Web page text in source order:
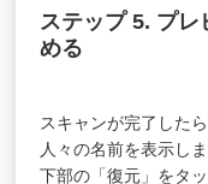
ステップ 5. プ
める
スキャンが完了した
人々の名前を表示し
下部の「復元」をタ